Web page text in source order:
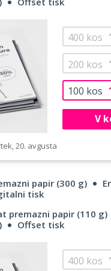
100 kos
200 kos
400 kos
V
20. avgusta
papir (300 g)
tisk
premazni papir (110 g)
Offset tisk
400 kos